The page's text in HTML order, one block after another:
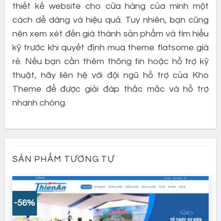
thiết kế website cho cửa hàng của mình một
cách dễ dàng và hiệu quả. Tuy nhiên, bạn cũng
nên xem xét đến giá thành sản phẩm và tìm hiểu
kỹ trước khi quyết định mua theme flatsome giá
rẻ. Nếu bạn cần thêm thông tin hoặc hỗ trợ kỹ
thuật, hãy liên hệ với đội ngũ hỗ trợ của Kho
Theme để được giải đáp thắc mắc và hỗ trợ
nhanh chóng.
SẢN PHẨM TƯƠNG TỰ
-56%